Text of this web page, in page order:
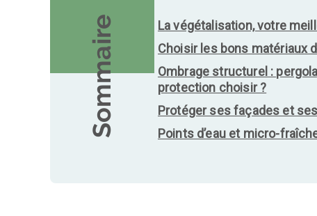
Sommaire
La végétalisation, votre
Choisir les bons matériaux
Ombrage structurel :
protection choisir ?
Protéger ses façades et
Points d’eau et micro-